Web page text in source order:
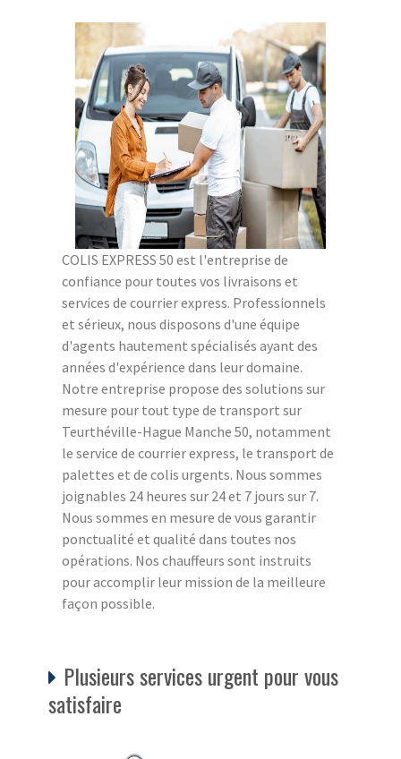
COLIS EXPRESS 50 est l'entreprise de
confiance pour toutes vos livraisons et
services de courrier express. Professionnels
et sérieux, nous disposons d'une équipe
d'agents hautement spécialisés ayant des
années d'expérience dans leur domaine.
Notre entreprise propose des solutions sur
mesure pour tout type de transport sur
Teurthéville-Hague Manche 50, notamment
le service de courrier express, le transport de
palettes et de colis urgents. Nous sommes
joignables 24 heures sur 24 et 7 jours sur 7.
Nous sommes en mesure de vous garantir
ponctualité et qualité dans toutes nos
opérations. Nos chauffeurs sont instruits
pour accomplir leur mission de la meilleure
façon possible.
Plusieurs services urgent pour vous
satisfaire